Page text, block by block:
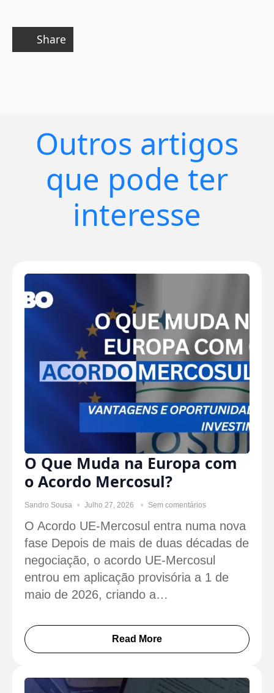
Share
Outros artigos
que pode ter
interesse
O Que Muda na Europa com
o Acordo Mercosul?
Sandro Sousa Julho 27, 2026 Sem comentários
O Acordo UE-Mercosul entra numa nova
fase Depois de mais de duas décadas de
negociação, o acordo UE-Mercosul
entrou em aplicação provisória a 1 de
maio de 2026, criando a…
Read More